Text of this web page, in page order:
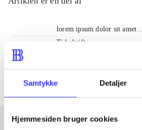
Samtykke Detaljer
Hjemmesiden bruger cookies
lorem ipsum dolor sit amet ...
Tidsskrift
Artiklerne i